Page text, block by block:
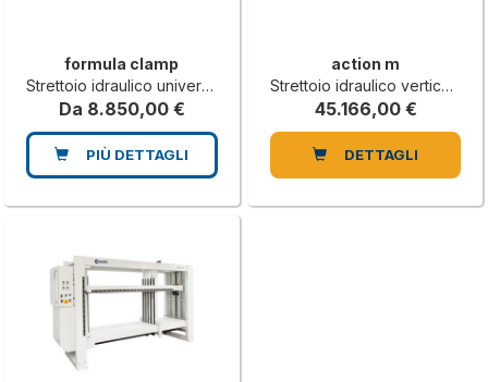
formula clamp
Strettoio idraulico universale
Da 8.850,00 €
PIÙ DETTAGLI
action m
Strettoio idraulico verticale per serramenti in legno
45.166,00 €
DETTAGLI